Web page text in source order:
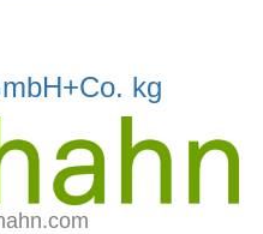
kg